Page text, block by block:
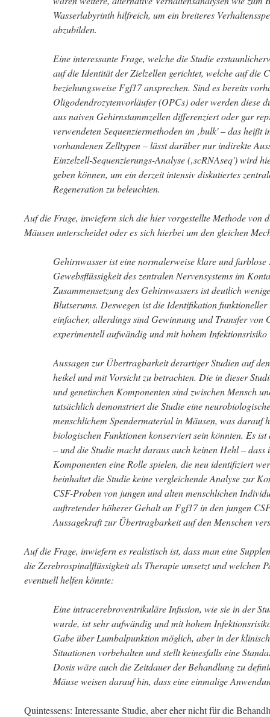
Wasserlabyrinth hilfreich, um ein breiteres
abzubilden.
Eine interessante Frage, welche die Studie
auf die Identität der Zielzellen gerichtet, welche auf die
beziehungsweise Fgf17 ansprechen. Sind es bereits
Oligodendrozytenvorläufer (OPCs) oder werden diese
aus naiven Gehirnstammzellen differenziert oder gar
verwendeten Sequenziermethoden im ‚bulk' – das heißt
vorhandenen Zelltypen – lässt darüber nur indirekte
Einzelzell-Sequenzierungs-Analyse (‚scRNAseq') wird
geben können, um ein derzeit intensiv diskutiertes
Regeneration zu beleuchten.
Auf die Frage, inwiefern sich die hier vorgestellte Methode von
Mäusen unterscheidet oder es sich hierbei um den gleichen
Gehirnwasser ist eine normalerweise klare und
Gewebsflüssigkeit des zentralen Nervensystems im
Zusammensetzung des Gehirnwassers ist deutlich
Blutserums. Deswegen ist die Identifikation
einfacher, allerdings sind Gewinnung und Transfer von
experimentell aufwändig und mit hohem Infektionsrisiko
Aussagen zur Übertragbarkeit derartiger Studien auf
heikel und mit Vorsicht zu betrachten. Die in dieser
und genetischen Komponenten sind zwischen Mensch
tatsächlich demonstriert die Studie eine
menschlichem Spendermaterial in Mäusen, was darauf
biologischen Funktionen konserviert sein könnten. Es
– und die Studie macht daraus auch keinen Hehl –
Komponenten eine Rolle spielen, die neu identifiziert
beinhaltet die Studie keine vergleichende Analyse zur
CSF-Proben von jungen und alten menschlichen
auftretender höherer Gehalt an Fgf17 in den jungen
Aussagekraft zur Übertragbarkeit auf den Menschen
Auf die Frage, inwiefern es realistisch ist, dass man eine
die Zerebrospinalflüssigkeit als Therapie umsetzt und welchen
eventuell helfen könnte:
Eine intracerebroventrikuläre Infusion, wie sie in der
wurde, ist sehr aufwändig und mit hohem
Gabe über Lumbalpunktion möglich, aber in der
Situationen vorbehalten und stellt keinesfalls eine
Dosis wäre auch die Zeitdauer der Behandlung zu
Mäuse weisen darauf hin, dass eine einmalige
Quintessens: Interessante Studie, aber eher nicht für die